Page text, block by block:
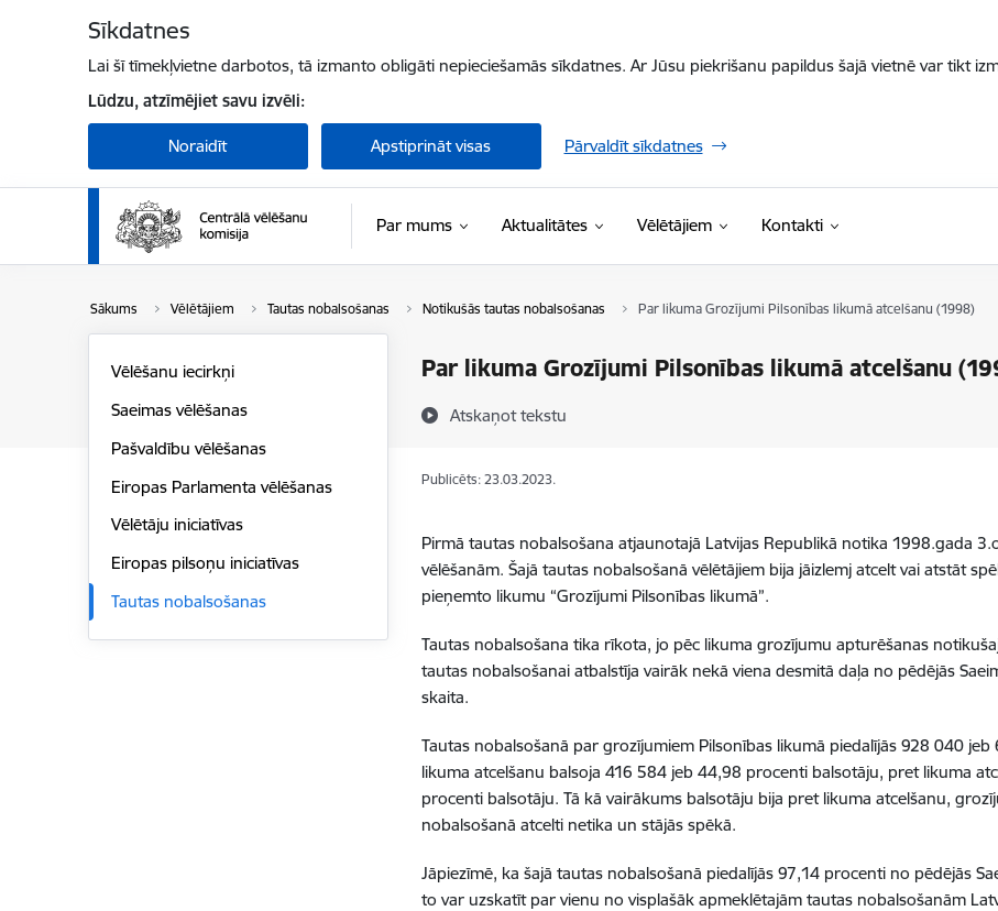
Sīkdatnes
Lai šī tīmekļvietne darbotos, tā izmanto obligāti nepieciešamās sīkdatnes. Ar Jūsu piekrišanu papildus šajā vietnē var tikt
Lūdzu, atzīmējiet savu izvēli:
Noraidīt Apstiprināt visas Pārvaldīt sīkdatnes
Par mums Aktualitātes Vēlētājiem Kontakti
Sākums Vēlētājiem Tautas nobalsošanas Notikušās tautas nobalsošanas Par likuma Grozījumi Pilsonības likumā atcelšanu (1998)
Par likuma Grozījumi Pilsonības likumā atcelšanu
Atskaņot tekstu
Vēlēšanu iecirkņi
Saeimas vēlēšanas
Pašvaldību vēlēšanas
Eiropas Parlamenta vēlēšanas
Vēlētāju iniciatīvas
Eiropas pilsoņu iniciatīvas
Tautas nobalsošanas
Publicēts: 23.03.2023.
Pirmā tautas nobalsošana atjaunotajā Latvijas Republikā notika 1998.gada
vēlēšanām. Šajā tautas nobalsošanā vēlētājiem bija jāizlemj atcelt vai atstāt
pieņemto likumu “Grozījumi Pilsonības likumā”.
Tautas nobalsošana tika rīkota, jo pēc likuma grozījumu apturēšanas
tautas nobalsošanai atbalstīja vairāk nekā viena desmitā daļa no pēdējās
skaita.
Tautas nobalsošanā par grozījumiem Pilsonības likumā piedalījās 928 040
likuma atcelšanu balsoja 416 584 jeb 44,98 procenti balsotāju, pret likuma
procenti balsotāju. Tā kā vairākums balsotāju bija pret likuma atcelšanu,
nobalsošanā atcelti netika un stājās spēkā.
Jāpiezīmē, ka šajā tautas nobalsošanā piedalījās 97,14 procenti no pēdējās
to var uzskatīt par vienu no visplašāk apmeklētajām tautas nobalsošanām